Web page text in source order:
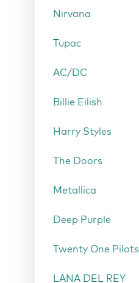
Nirvana
Tupac
AC/DC
Billie Eilish
Harry Styles
The Doors
Metallica
Deep Purple
Twenty One Pilots
LANA DEL REY